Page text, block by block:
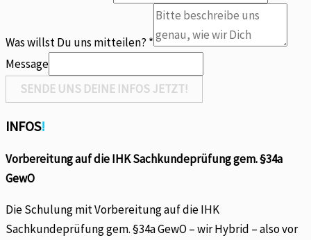
Was willst Du uns mitteilen? *
Message
SENDE UNS DEINE INFOS JETZT!
INFOS!
Vorbereitung auf die IHK Sachkundeprüfung gem. §34a
GewO
Die Schulung mit Vorbereitung auf die IHK
Sachkundeprüfung gem. §34a GewO – wir Hybrid – also vor